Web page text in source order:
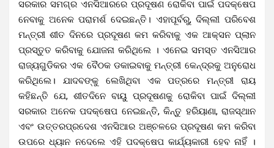
ସରକାର ସମଗ୍ର ଏନସିଆରରେ ପ୍ରଦୂଷଣ ରୋକିବା ପାଇଁ ପଦକ୍ଷେପ
ନେବାକୁ ଅନେକ ପରାମର୍ଶ ଦେଇଛନ୍ତି। ଏହାପୂର୍ବରୁ, ଦିଲ୍ଲୀ ପରିବେଶ
ମନ୍ତ୍ରୀ ଶୀତ ଦିନରେ ପ୍ରଦୂଷଣ କମ କରିବାକୁ ଏକ ଆକ୍ସନ ପ୍ଲାନ
ପ୍ରସ୍ତୁତ କରିବାକୁ ଯୋଜନା କରିଥିଲେ । ଏନେଇ ସମସ୍ତ ଏନସିଆର
ରାଜ୍ୟଗୁଡିକର ଏକ ବୈଠକ ଡକାଇବାକୁ ମନ୍ତ୍ରୀ କେନ୍ଦ୍ରକୁ ଅନୁରୋଧ
କରିଥିଲେ। ଯାଦବଙ୍କୁ ଲେଖିଥିବା ଏକ ପତ୍ରରେ ମନ୍ତ୍ରୀ ରାୟ
କହିଛନ୍ତି ଯେ, ଶୀତଦିନେ ବାୟୁ ପ୍ରଦୂଷଣକୁ ରୋକିବା ପାଇଁ ଦିଲ୍ଲୀ
ସରକାର ଅନେକ ପଦକ୍ଷେପ ନେଇଛନ୍ତି, କିନ୍ତୁ ହରିୟାଣା, ରାଜସ୍ଥାନ
ଏବଂ ଉତ୍ତରପ୍ରଦେଶ ଏନସିଆର ଅଞ୍ଚଳରେ ପ୍ରଦୂଷଣ କମ କରିବା
ଉପରେ ଧ୍ୟାନ ନଦେଲେ ଏହି ପଦକ୍ଷେପ କାର୍ଯ୍ୟକାରୀ ହେବ ନାହିଁ ।